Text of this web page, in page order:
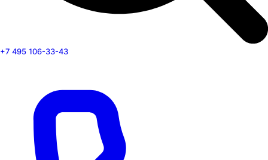
+7 495 106-33-43